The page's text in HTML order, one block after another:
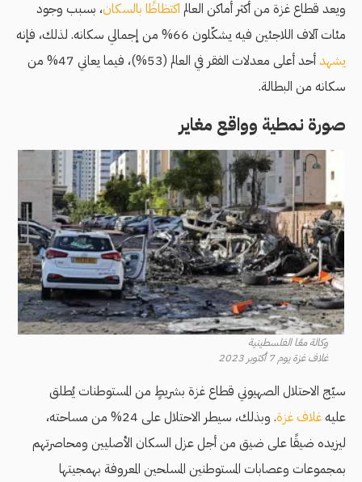
ويعد قطاع غزة من أكثر أماكن العالم اكتظاظًا بالسكان، بسبب وجود
مئات آلاف اللاجئين فيه يشكّلون 66% من إجمالي سكانه. لذلك، فإنه
يشهد
أحد أعلى معدلات الفقر في العالم (53%)، فيما يعاني 47% من
سكانه من البطالة.
صورة نمطية وواقع مغاير
وكالة معًا الفلسطينية
غلاف غزة يوم 7 أكتوبر 2023
سيّج الاحتلال الصهيوني قطاع غزة بشريطٍ من المستوطنات يُطلق
عليه غلاف غزة
. وبذلك، سيطر الاحتلال على 24% من مساحته،
ليزيده ضيقًا على ضيق من أجل عزل السكان الأصليين ومحاصرتهم
بمجموعات وعصابات المستوطنين المسلحين المعروفة بهمجيتها